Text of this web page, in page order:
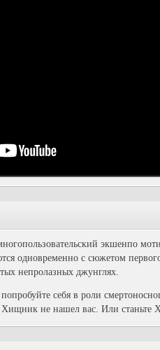
экшенпо
одновременно с сюжетом
непролазных джунглях.
себя в роли
Хищник не нашел вас. Или